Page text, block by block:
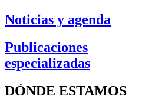
Noticias y agenda
Publicaciones
especializadas
DÓNDE ESTAMOS